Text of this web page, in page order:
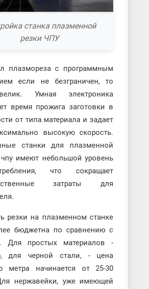
станка плазменной
резки ЧПУ
плазмореза с программным
если не безграничен, то
Умная электроника
время прожига заготовки в
от типа материала и задает
высокую скорость.
станки для плазменной
имеют небольшой уровень
что сокращает
затраты для
резки на плазменном станке
бюджетна по сравнению с
Для простых материалов -
для черной стали, - цена
метра начинается от 25-30
нержавейки, уже имеющей